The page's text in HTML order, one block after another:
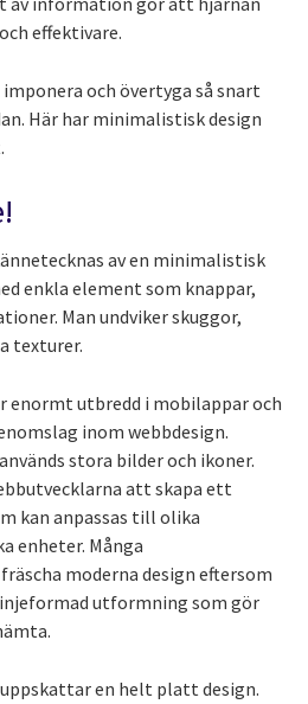
effektivare.
och övertyga så snart
Här har minimalistisk design
av en minimalistisk
enkla element som knappar,
Man undviker skuggor,
texturer.
enormt utbredd i mobilappar och
inom webbdesign.
stora bilder och ikoner.
att skapa ett
kan anpassas till olika
enheter. Många
moderna design eftersom
utformning som gör
en helt platt design.